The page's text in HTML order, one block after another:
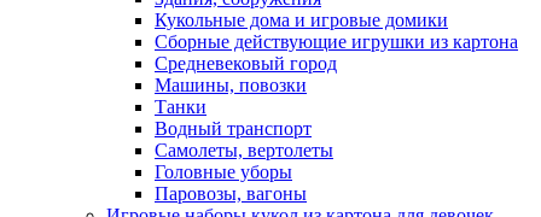
Кукольные дома и игровые домики
Сборные действующие игрушки из картона
Средневековый город
Машины, повозки
Танки
Водный транспорт
Самолеты, вертолеты
Головные уборы
Паровозы, вагоны